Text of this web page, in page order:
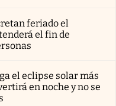
feriado el
el fin de
el eclipse solar más
en noche y no se